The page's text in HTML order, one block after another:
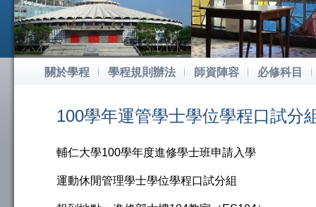
關於學程 學程規則辦法 師資陣容 必修科目
100學年運管學士學位學程口試分
輔仁大學100學年度進修學士班申請入學
運動休閒管理學士學位學程口試分組